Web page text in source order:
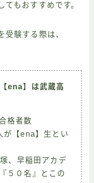
てもおすすめです。
受験する際は、
ena】は武蔵高
格者数
が【ena】生とい
、早稲田アカデ
５０名』とこの